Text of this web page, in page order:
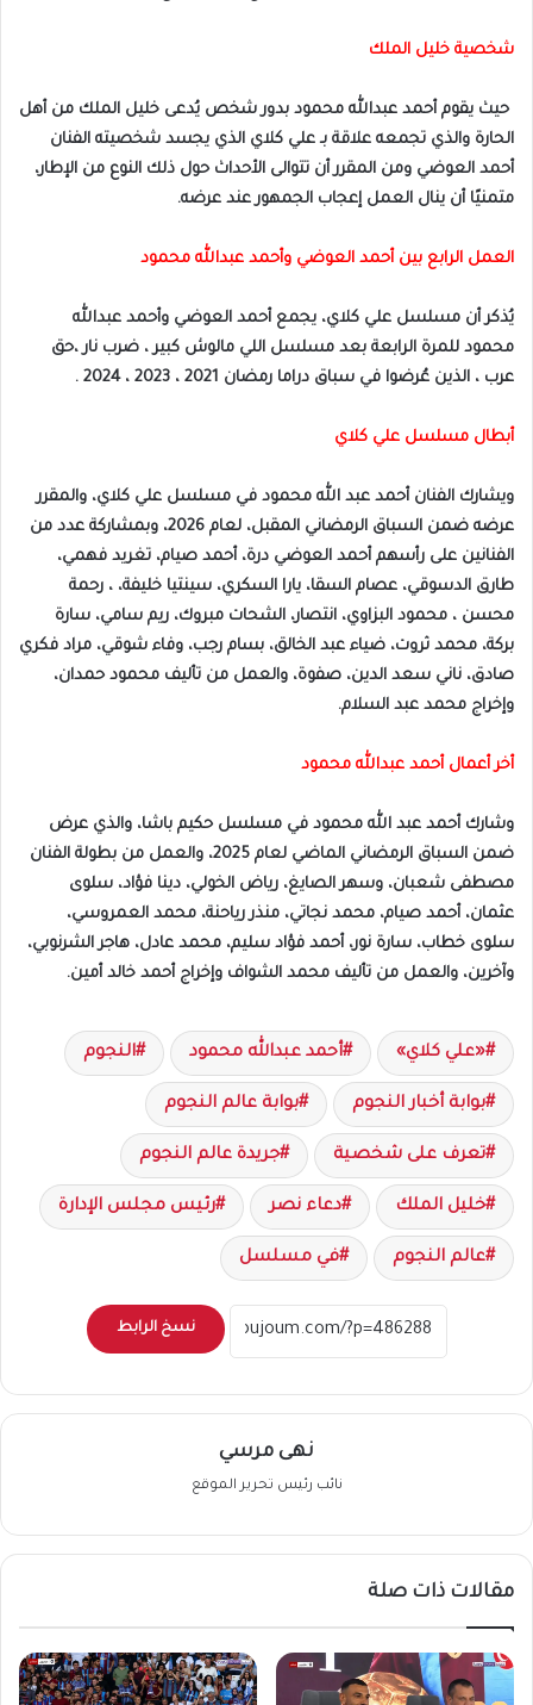
شخصية خليل الملك
حيث يقوم أحمد عبدالله محمود بدور شخص يُدعى خليل الملك من أهل
الحارة والذي تجمعه علاقة بـ علي كلاي الذي يجسد شخصيته الفنان
أحمد العوضي ومن المقرر أن تتوالى الأحداث حول ذلك النوع من الإطار،
متمنيًا أن ينال العمل إعجاب الجمهور عند عرضه.
العمل الرابع بين أحمد العوضي وأحمد عبدالله محمود
يُذكر أن مسلسل علي كلاي، يجمع أحمد العوضي وأحمد عبدالله
محمود للمرة الرابعة بعد مسلسل اللي مالوش كبير ، ضرب نار ،حق
عرب ، الذين عُرضوا في سباق دراما رمضان 2021 ، 2023 ، 2024 .
أبطال مسلسل علي كلاي
ويشارك الفنان أحمد عبد الله محمود في مسلسل علي كلاي، والمقرر
عرضه ضمن السباق الرمضاني المقبل، لعام 2026، وبمشاركة عدد من
الفنانين على رأسهم أحمد العوضي درة، أحمد صيام، تغريد فهمي،
طارق الدسوقي، عصام السقا، يارا السكري، سينتيا خليفة، ، رحمة
محسن ، محمود البزاوي، انتصار، الشحات مبروك، ريم سامي، سارة
بركة، محمد ثروت، ضياء عبد الخالق، بسام رجب، وفاء شوقي، مراد فكري
صادق، ناني سعد الدين، صفوة، والعمل من تأليف محمود حمدان،
وإخراج محمد عبد السلام.
أخر أعمال أحمد عبدالله محمود
وشارك أحمد عبد الله محمود في مسلسل حكيم باشا، والذي عرض
ضمن السباق الرمضاني الماضي لعام 2025، والعمل من بطولة الفنان
مصطفى شعبان، وسهر الصايغ، رياض الخولي، دينا فؤاد، سلوى
عثمان، أحمد صيام، محمد نجاتي، منذر رياحنة، محمد العمروسي،
سلوى خطاب، سارة نور، أحمد فؤاد سليم، محمد عادل، هاجر الشرنوبي،
وآخرين، والعمل من تأليف محمد الشواف وإخراج أحمد خالد أمين.
«علي كلاي» أحمد عبدالله محمود النجوم
بوابة أخبار النجوم بوابة عالم النجوم
تعرف على شخصية جريدة عالم النجوم
خليل الملك دعاء نصر رئيس مجلس الإدارة
عالم النجوم في مسلسل
نسخ الرابط
نهى مرسي
نائب رئيس تحرير الموقع
مقالات ذات صلة